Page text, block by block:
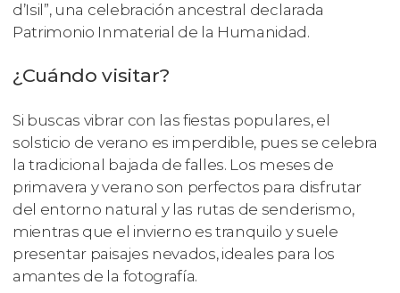
d’Isil”, una celebración ancestral declarada
Patrimonio Inmaterial de la Humanidad.
¿Cuándo visitar?
Si buscas vibrar con las fiestas populares, el
solsticio de verano es imperdible, pues se celebra
la tradicional bajada de falles. Los meses de
primavera y verano son perfectos para disfrutar
del entorno natural y las rutas de senderismo,
mientras que el invierno es tranquilo y suele
presentar paisajes nevados, ideales para los
amantes de la fotografía.